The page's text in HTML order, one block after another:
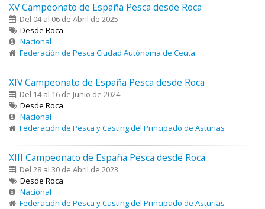
XV Campeonato de España Pesca desde Roca
Del 04 al 06 de Abril de 2025
Desde Roca
Nacional
Federación de Pesca Ciudad Autónoma de Ceuta
XIV Campeonato de España Pesca desde Roca
Del 14 al 16 de Junio de 2024
Desde Roca
Nacional
Federación de Pesca y Casting del Principado de Asturias
XIII Campeonato de España Pesca desde Roca
Del 28 al 30 de Abril de 2023
Desde Roca
Nacional
Federación de Pesca y Casting del Principado de Asturias